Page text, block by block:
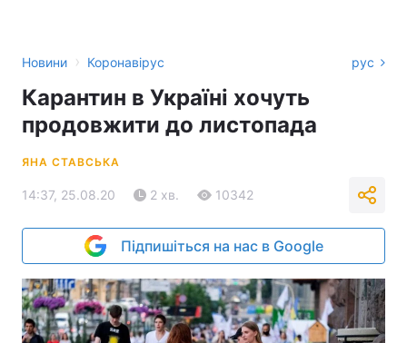
Новини › Коронавірус рус
Карантин в Україні хочуть
продовжити до листопада
ЯНА СТАВСЬКА
14:37, 25.08.20 2 хв. 10342
Підпишіться на нас в Google